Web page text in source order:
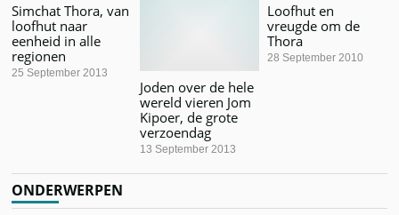
Simchat Thora, van
loofhut naar
eenheid in alle
regionen
25 September 2013
Joden over de hele
wereld vieren Jom
Kipoer, de grote
verzoendag
13 September 2013
Loofhut en
vreugde om de
Thora
28 September 2010
ONDERWERPEN